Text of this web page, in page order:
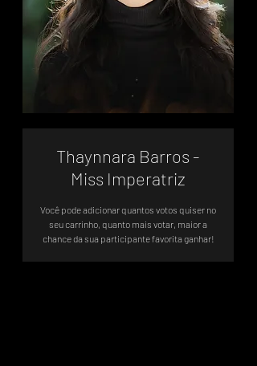
Thaynnara Barros -
Miss Imperatriz
Você pode adicionar quantos votos quiser no
seu carrinho, quanto mais votar, maior a
chance da sua participante favorita ganhar!